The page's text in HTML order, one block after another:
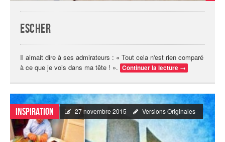
Escher
Il aimait dire à ses admirateurs : « Tout cela n'est rien comparé
à ce que je vois dans ma tête ! ». Continuer la lecture →
Inspiration 27 novembre 2015 Versions Originales